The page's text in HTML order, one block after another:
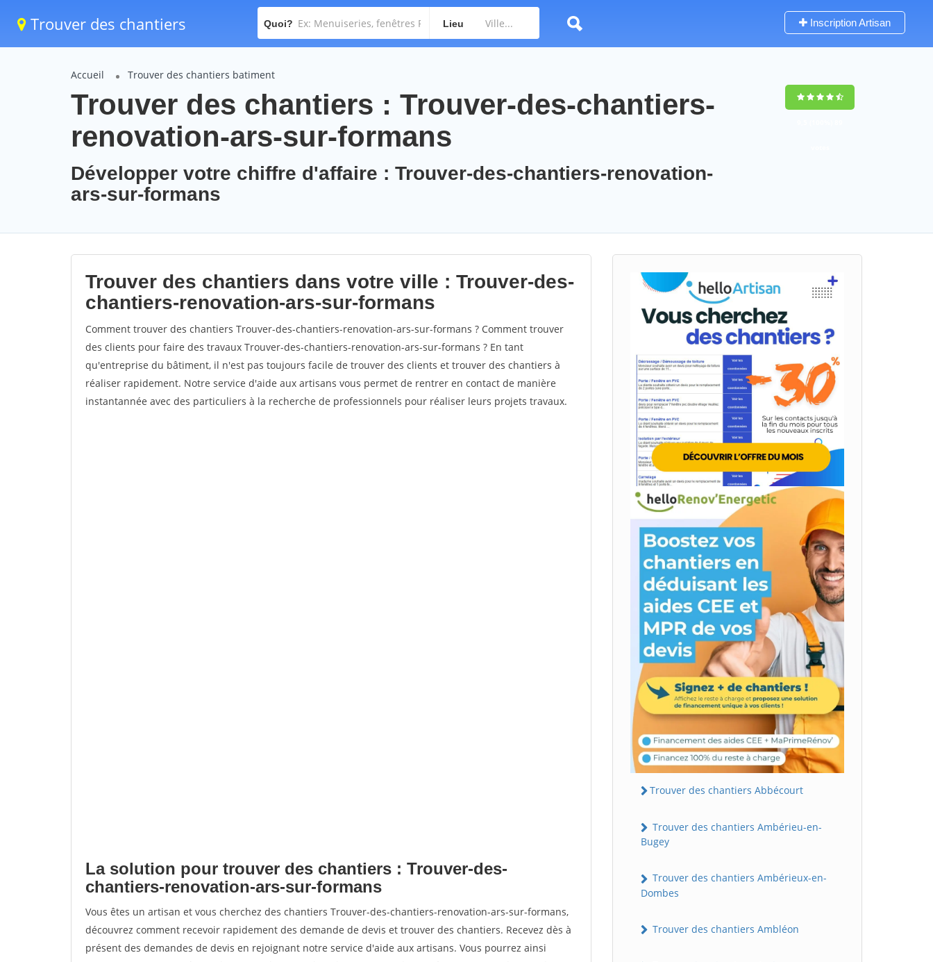
Trouver des chantiers Quoi? Lieu Inscription Artisan
Accueil Trouver des chantiers batiment
Trouver des chantiers : Trouver-des-chantiers-
renovation-ars-sur-formans
Développer votre chiffre d'affaire : Trouver-des-chantiers-renovation-
ars-sur-formans
Trouver des chantiers dans votre ville : Trouver-des-
chantiers-renovation-ars-sur-formans
Comment trouver des chantiers Trouver-des-chantiers-renovation-ars-sur-formans ? Comment trouver
des clients pour faire des travaux Trouver-des-chantiers-renovation-ars-sur-formans ? En tant
qu'entreprise du bâtiment, il n'est pas toujours facile de trouver des clients et trouver des chantiers à
réaliser rapidement. Notre service d'aide aux artisans vous permet de rentrer en contact de manière
instantannée avec des particuliers à la recherche de professionnels pour réaliser leurs projets travaux.
La solution pour trouver des chantiers : Trouver-des-
chantiers-renovation-ars-sur-formans
Vous êtes un artisan et vous cherchez des chantiers Trouver-des-chantiers-renovation-ars-sur-formans,
découvrez comment recevoir rapidement des demande de devis et trouver des chantiers. Recevez dès à
présent des demandes de devis en rejoignant notre service d'aide aux artisans. Vous pourrez ainsi
Trouver des chantiers Abbécourt
Trouver des chantiers Ambérieu-en-
Bugey
Trouver des chantiers Ambérieux-en-
Dombes
Trouver des chantiers Ambléon